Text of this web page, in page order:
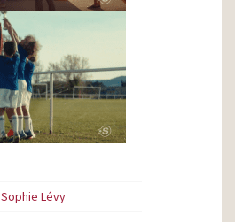
Sophie Lévy